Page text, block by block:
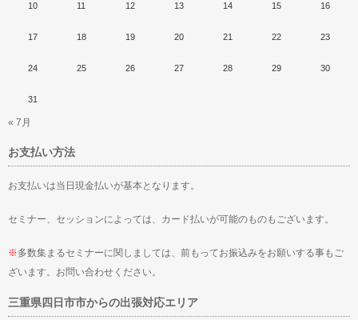
10 11 12 13 14 15 16
17 18 19 20 21 22 23
24 25 26 27 28 29 30
31
« 7月
お支払い方法
お支払いは当日現金払いが基本となります。
セミナー、セッションによっては、カード払いが可能のものもございます。
※多数集まるセミナーに関しましては、前もってお振込みをお願いする事もご
ざいます。お問い合わせください。
三重県四日市市からの出張対応エリア